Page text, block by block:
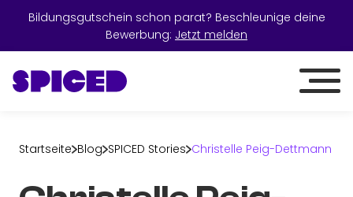
Bildungsgutschein schon parat? Beschleunige deine
Bewerbung: Jetzt melden
Startseite Blog SPICED Stories Christelle Peig-Dettmann